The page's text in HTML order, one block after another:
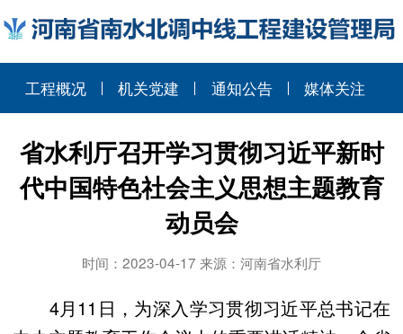
工程概况 机关党建 通知公告 媒体关注
省水利厅召开学习贯彻习近平新时
代中国特色社会主义思想主题教育
动员会
时间：2023-04-17 来源：河南省水利厅
4月11日，为深入学习贯彻习近平总书记在